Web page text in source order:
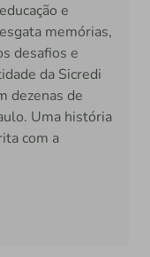
e
memórias,
desafios e
da Sicredi
dezenas de
Uma história
com a